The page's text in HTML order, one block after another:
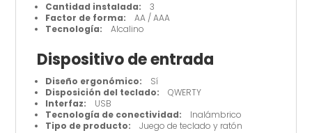
Cantidad instalada: 3
Factor de forma: AA / AAA
Tecnología: Alcalino
Dispositivo de entrada
Diseño ergonómico: Sí
Disposición del teclado: QWERTY
Interfaz: USB
Tecnología de conectividad: Inalámbrico
Tipo de producto: Juego de teclado y ratón